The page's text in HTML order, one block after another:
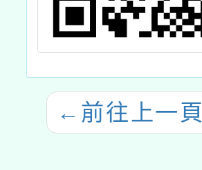
← 前往上一頁